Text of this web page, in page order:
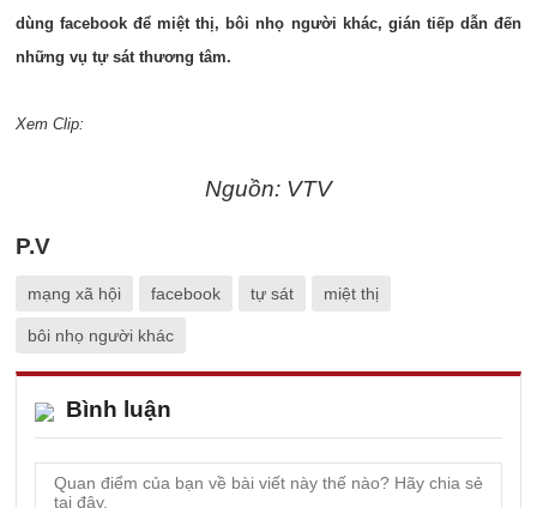
dùng facebook để miệt thị, bôi nhọ người khác, gián tiếp dẫn đến
những vụ tự sát thương tâm.
Xem Clip:
Nguồn: VTV
P.V
mạng xã hội facebook tự sát miệt thị
bôi nhọ người khác
Bình luận